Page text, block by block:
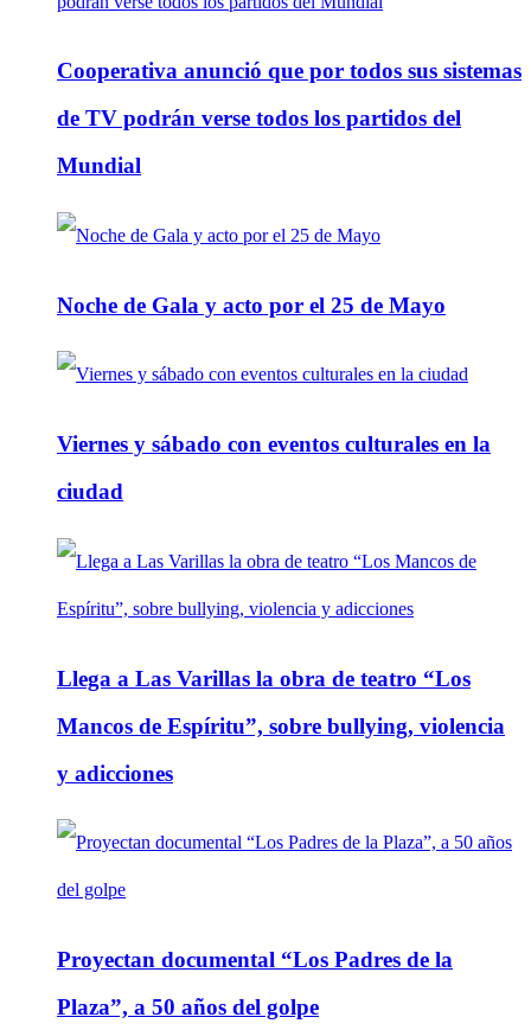
Cooperativa anunció que por todos sus sistemas
de TV podrán verse todos los partidos del
Mundial
Noche de Gala y acto por el 25 de Mayo
Viernes y sábado con eventos culturales en la
ciudad
Llega a Las Varillas la obra de teatro “Los
Mancos de Espíritu”, sobre bullying, violencia
y adicciones
Proyectan documental “Los Padres de la
Plaza”, a 50 años del golpe